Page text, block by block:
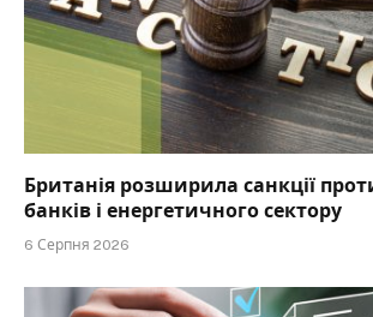
Британія розширила санкції
банків і енергетичного сектору
6 Серпня 2026